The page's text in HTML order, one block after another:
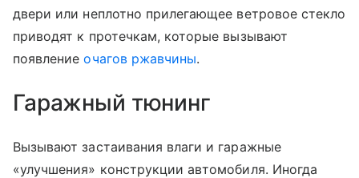
двери или неплотно прилегающее ветровое стекло
приводят к протечкам, которые вызывают
появлениеочагов ржавчины.
Гаражный тюнинг
Вызывают застаивания влаги и гаражные
«улучшения» конструкции автомобиля. Иногда